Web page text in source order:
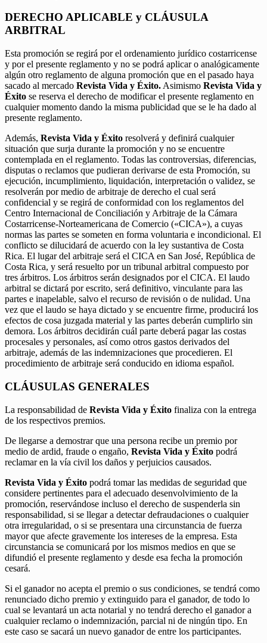
DERECHO APLICABLE y CLÁUSULA
ARBITRAL
Esta promoción se regirá por el ordenamiento jurídico costarricense
y por el presente reglamento y no se podrá aplicar o analógicamente
algún otro reglamento de alguna promoción que en el pasado haya
sacado al mercado Revista Vida y Éxito. Asimismo Revista Vida y
Éxito se reserva el derecho de modificar el presente reglamento en
cualquier momento dando la misma publicidad que se le ha dado al
presente reglamento.
Además, Revista Vida y Éxito resolverá y definirá cualquier
situación que surja durante la promoción y no se encuentre
contemplada en el reglamento. Todas las controversias, diferencias,
disputas o reclamos que pudieran derivarse de esta Promoción, su
ejecución, incumplimiento, liquidación, interpretación o validez, se
resolverán por medio de arbitraje de derecho el cual será
confidencial y se regirá de conformidad con los reglamentos del
Centro Internacional de Conciliación y Arbitraje de la Cámara
Costarricense-Norteamericana de Comercio («CICA»), a cuyas
normas las partes se someten en forma voluntaria e incondicional. El
conflicto se dilucidará de acuerdo con la ley sustantiva de Costa
Rica. El lugar del arbitraje será el CICA en San José, República de
Costa Rica, y será resuelto por un tribunal arbitral compuesto por
tres árbitros. Los árbitros serán designados por el CICA. El laudo
arbitral se dictará por escrito, será definitivo, vinculante para las
partes e inapelable, salvo el recurso de revisión o de nulidad. Una
vez que el laudo se haya dictado y se encuentre firme, producirá los
efectos de cosa juzgada material y las partes deberán cumplirlo sin
demora. Los árbitros decidirán cuál parte deberá pagar las costas
procesales y personales, así como otros gastos derivados del
arbitraje, además de las indemnizaciones que procedieren. El
procedimiento de arbitraje será conducido en idioma español.
CLÁUSULAS GENERALES
La responsabilidad de Revista Vida y Éxito finaliza con la entrega
de los respectivos premios.
De llegarse a demostrar que una persona recibe un premio por
medio de ardid, fraude o engaño, Revista Vida y Éxito podrá
reclamar en la vía civil los daños y perjuicios causados.
Revista Vida y Éxito podrá tomar las medidas de seguridad que
considere pertinentes para el adecuado desenvolvimiento de la
promoción, reservándose incluso el derecho de suspenderla sin
responsabilidad, si se llegar a detectar defraudaciones o cualquier
otra irregularidad, o si se presentara una circunstancia de fuerza
mayor que afecte gravemente los intereses de la empresa. Esta
circunstancia se comunicará por los mismos medios en que se
difundió el presente reglamento y desde esa fecha la promoción
cesará.
Si el ganador no acepta el premio o sus condiciones, se tendrá como
renunciado dicho premio y extinguido para el ganador, de todo lo
cual se levantará un acta notarial y no tendrá derecho el ganador a
cualquier reclamo o indemnización, parcial ni de ningún tipo. En
este caso se sacará un nuevo ganador de entre los participantes.